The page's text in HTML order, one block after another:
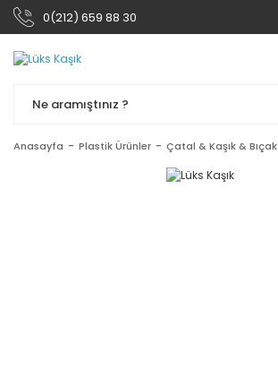
0(212) 659 88 30
Anasayfa Plastik Ürünler Çatal & Kaşık & Bıçak